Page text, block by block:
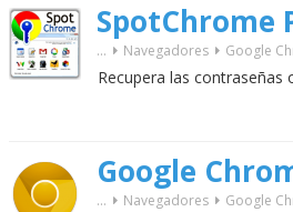
SpotChrome
... Navegadores Google
Recupera las contraseñas
Google
... Navegadores Google